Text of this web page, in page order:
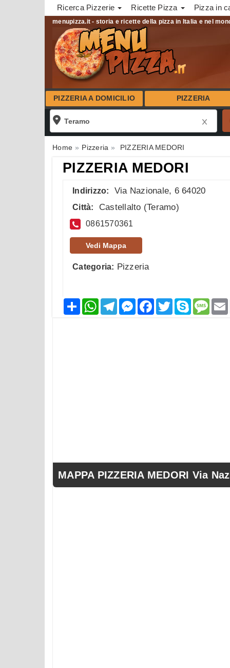
Ricerca Pizzerie Ricette Pizza Pizza in
menupizza.it - storia e ricette della pizza in Italia e nel
PIZZERIA A DOMICILIO PIZZERIA
Home Pizzeria PIZZERIA MEDORI
PIZZERIA MEDORI
Indirizzo: Via Nazionale, 6 64020
Città: Castellalto (Teramo)
0861570361
Vedi Mappa
Categoria: Pizzeria
CondividiWhatsAppTelegramMessenger
Facebook
TwitterSkype
MAPPA PIZZERIA MEDORI Via